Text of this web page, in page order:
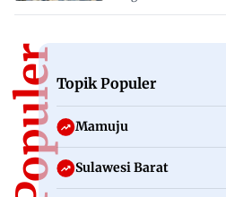
Topik Populer
Mamuju
Sulawesi Barat